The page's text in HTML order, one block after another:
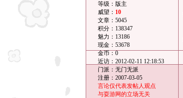
等级：版主
威望： 10
文章：5045
积分：138347
魅力：13186
现金：53678
金币：0
近访：2012-02-11 12:18:53
门派：无门无派
注册：2007-03-05
言论仅代表发帖人观点
与耍游网的立场无关